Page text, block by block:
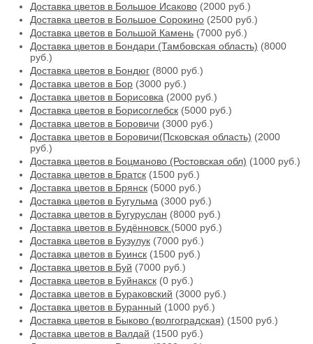
Доставка цветов в Большое Исаково (2000 руб.)
Доставка цветов в Большое Сорокино (2500 руб.)
Доставка цветов в Большой Камень (7000 руб.)
Доставка цветов в Бондари (Тамбовская область) (8000
руб.)
Доставка цветов в Бондюг (8000 руб.)
Доставка цветов в Бор (3000 руб.)
Доставка цветов в Борисовка (2000 руб.)
Доставка цветов в Борисоглебск (5000 руб.)
Доставка цветов в Боровичи (3000 руб.)
Доставка цветов в Боровичи(Псковская область) (2000
руб.)
Доставка цветов в Боцманово (Ростовская обл) (1000 руб.)
Доставка цветов в Братск (1500 руб.)
Доставка цветов в Брянск (5000 руб.)
Доставка цветов в Бугульма (3000 руб.)
Доставка цветов в Бугуруслан (8000 руб.)
Доставка цветов в Будённовск (5000 руб.)
Доставка цветов в Бузулук (7000 руб.)
Доставка цветов в Буинск (1500 руб.)
Доставка цветов в Буй (7000 руб.)
Доставка цветов в Буйнакск (0 руб.)
Доставка цветов в Бураковский (3000 руб.)
Доставка цветов в Буранный (1000 руб.)
Доставка цветов в Быково (волгоградская) (1500 руб.)
Доставка цветов в Валдай (1500 руб.)